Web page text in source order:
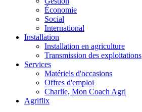
Économie
Social
International
Installation
Installation en agriculture
Transmission des exploitations
Services
Matériels d'occasions
Offres d'emploi
Charlie, Mon Coach Agri
Agriflix